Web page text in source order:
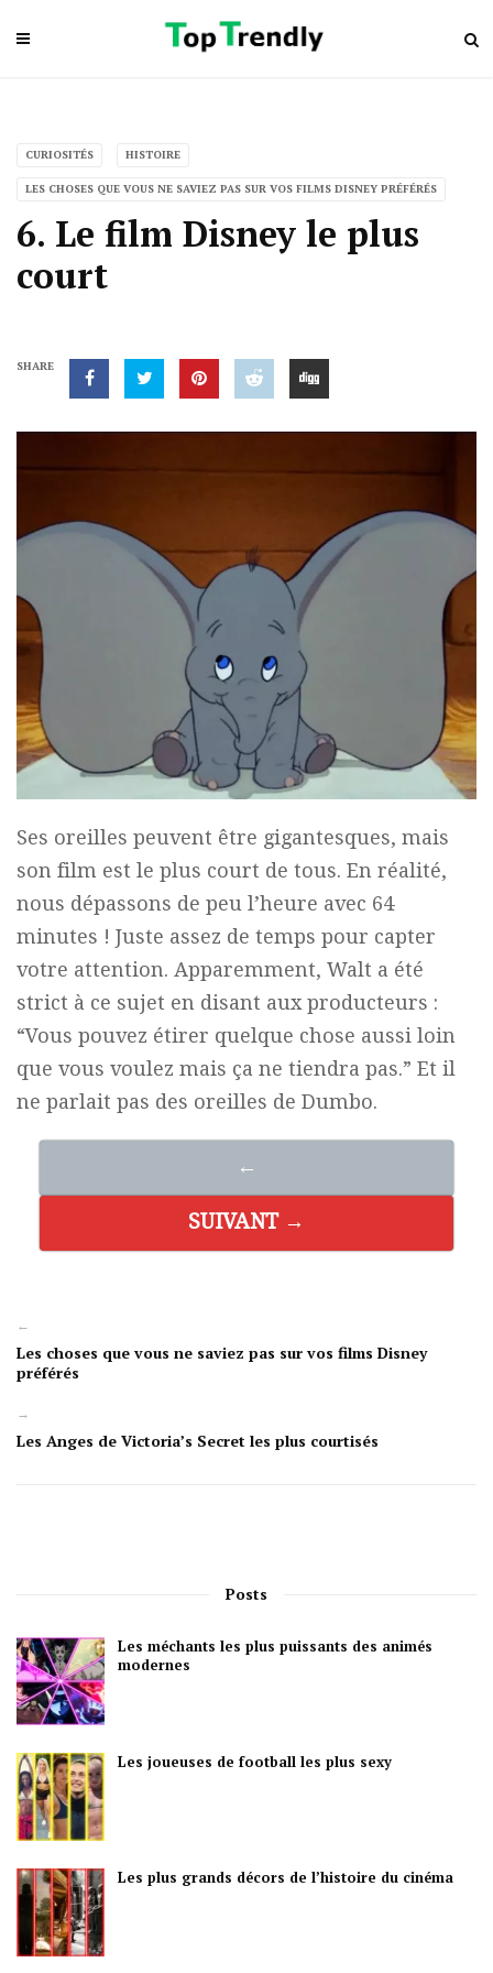
CURIOSITÉS HISTOIRE
LES CHOSES QUE VOUS NE SAVIEZ PAS SUR VOS FILMS DISNEY PRÉFÉRÉS
6. Le film Disney le plus
court
SHARE
Ses oreilles peuvent être gigantesques, mais
son film est le plus court de tous. En réalité,
nous dépassons de peu l’heure avec 64
minutes ! Juste assez de temps pour capter
votre attention. Apparemment, Walt a été
strict à ce sujet en disant aux producteurs :
“Vous pouvez étirer quelque chose aussi loin
que vous voulez mais ça ne tiendra pas.” Et il
ne parlait pas des oreilles de Dumbo.
←
SUIVANT →
←
Les choses que vous ne saviez pas sur vos films Disney
préférés
→
Les Anges de Victoria’s Secret les plus courtisés
Posts
Les méchants les plus puissants des animés
modernes
Les joueuses de football les plus sexy
Les plus grands décors de l’histoire du cinéma